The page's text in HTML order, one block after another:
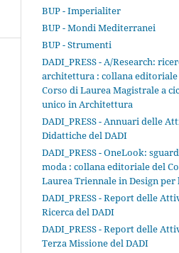
BUP - Imperialiter
BUP - Mondi Mediterranei
BUP - Strumenti
DADI_PRESS - A/Research:
architettura : collana
Corso di Laurea Magistrale a
unico in Architettura
DADI_PRESS - Annuari delle
Didattiche del DADI
DADI_PRESS - OneLook:
moda : collana editoriale del
Laurea Triennale in Design per
DADI_PRESS - Report delle
Ricerca del DADI
DADI_PRESS - Report delle
Terza Missione del DADI